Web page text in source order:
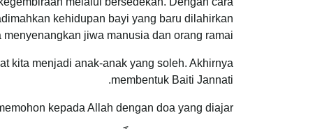
kehidupan bayi yang baru dilahirkan
jiwa manusia dan orang ramai.
kita menjadi anak-anak yang soleh. Akhirnya
membentuk Baiti Jannati.
kepada Allah dengan doa yang diajar: